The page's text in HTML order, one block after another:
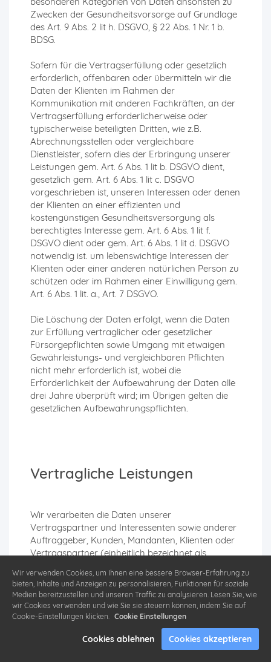
Zwecken der Gesundheitsvorsorge auf Grundlage
des Art. 9 Abs. 2 lit h. DSGVO, § 22 Abs. 1 Nr. 1 b.
BDSG.
Sofern für die Vertragserfüllung oder gesetzlich
erforderlich, offenbaren oder übermitteln wir die
Daten der Klienten im Rahmen der
Kommunikation mit anderen Fachkräften, an der
Vertragserfüllung erforderlicherweise oder
typischerweise beteiligten Dritten, wie z.B.
Abrechnungsstellen oder vergleichbare
Dienstleister, sofern dies der Erbringung unserer
Leistungen gem. Art. 6 Abs. 1 lit b. DSGVO dient,
gesetzlich gem. Art. 6 Abs. 1 lit c. DSGVO
vorgeschrieben ist, unseren Interessen oder denen
der Klienten an einer effizienten und
kostengünstigen Gesundheitsversorgung als
berechtigtes Interesse gem. Art. 6 Abs. 1 lit f.
DSGVO dient oder gem. Art. 6 Abs. 1 lit d. DSGVO
notwendig ist. um lebenswichtige Interessen der
Klienten oder einer anderen natürlichen Person zu
schützen oder im Rahmen einer Einwilligung gem.
Art. 6 Abs. 1 lit. a., Art. 7 DSGVO.
Die Löschung der Daten erfolgt, wenn die Daten
zur Erfüllung vertraglicher oder gesetzlicher
Fürsorgepflichten sowie Umgang mit etwaigen
Gewährleistungs- und vergleichbaren Pflichten
nicht mehr erforderlich ist, wobei die
Erforderlichkeit der Aufbewahrung der Daten alle
drei Jahre überprüft wird; im Übrigen gelten die
gesetzlichen Aufbewahrungspflichten.
Vertragliche Leistungen
Wir verarbeiten die Daten unserer
Vertragspartner und Interessenten sowie anderer
Auftraggeber, Kunden, Mandanten, Klienten oder
Vertragspartner (einheitlich bezeichnet als
DSGVO, um ihnen gegenüber unsere vertraglichen
oder vorvertraglichen Leistungen zu erbringen.
Die hierbei verarbeiteten Daten, die Art, der
Umfang und der Zweck und die Erforderlichkeit
ihrer Verarbeitung, bestimmen sich nach dem
zugrundeliegenden Vertragsverhältnis.
Wir verwenden Cookies, um Ihnen eine bessere Browser-Erfahrung zu
bieten, Inhalte und Anzeigen zu personalisieren, Funktionen für soziale
Medien bereitzustellen und unseren Traffic zu analysieren. Lesen Sie, wie
wir Cookies verwenden und wie Sie sie steuern können, indem Sie auf
Cookie-Einstellungen klicken. Cookie Einstellungen
Cookies ablehnen Cookies akzeptieren